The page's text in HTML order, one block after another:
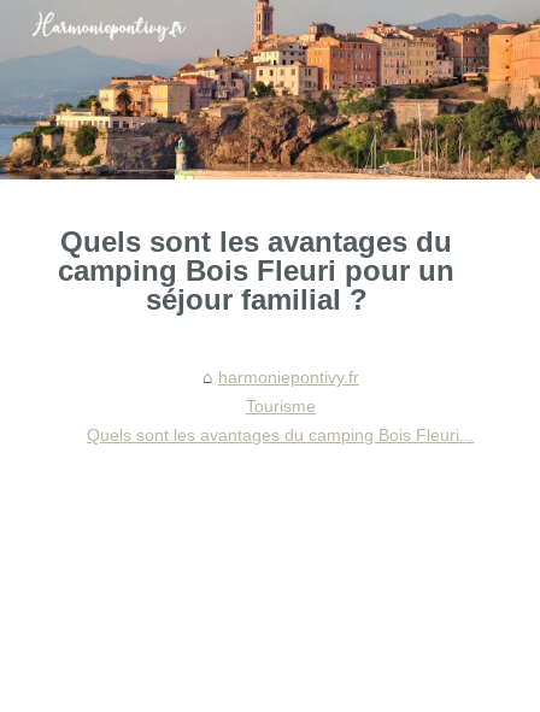
Quels sont les avantages du
camping Bois Fleuri pour un
séjour familial ?
harmoniepontivy.fr
Tourisme
Quels sont les avantages du camping Bois Fleuri...